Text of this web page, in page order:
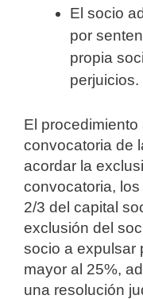
El socio
por
propia
perjuicios.
El
convocatoria de
acordar la
convocatoria,
2/3 del capital
exclusión del
socio a expulsar
mayor al 25%,
una resolución